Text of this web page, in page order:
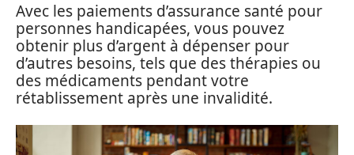
Avec les paiements d’assurance santé pour
personnes handicapées, vous pouvez
obtenir plus d’argent à dépenser pour
d’autres besoins, tels que des thérapies ou
des médicaments pendant votre
rétablissement après une invalidité.